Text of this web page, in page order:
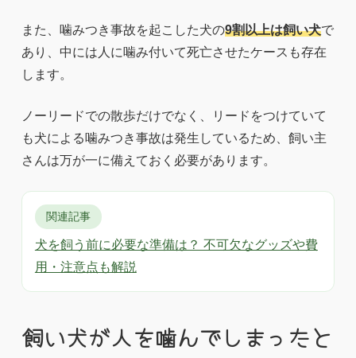
また、噛みつき事故を起こした犬の9割以上は飼い犬で
あり、中には人に噛み付いて死亡させたケースも存在
します。
ノーリードでの散歩だけでなく、リードをつけていて
も犬による噛みつき事故は発生しているため、飼い主
さんは万が一に備えておく必要があります。
関連記事
犬を飼う前に必要な準備は？ 不可欠なグッズや費
用・注意点も解説
飼い犬が人を噛んでしまったと